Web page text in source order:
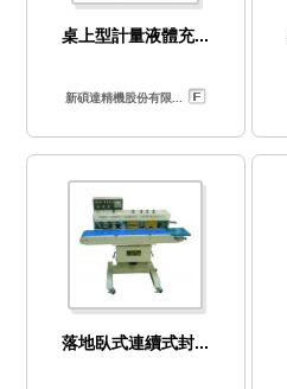
桌上型計量液體充...
新碩達精機股份有限...
落地臥式連續式封...